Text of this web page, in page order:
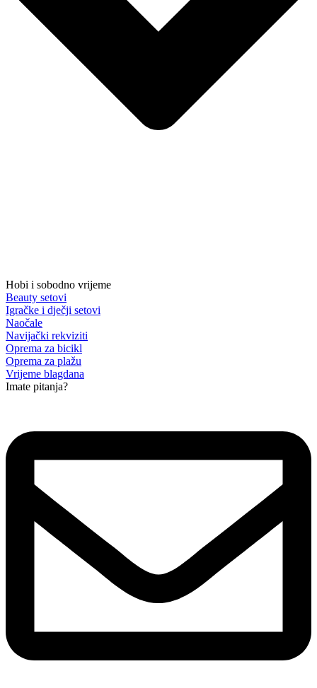
Hobi i sobodno vrijeme
Beauty setovi
Igračke i dječji setovi
Naočale
Navijački rekviziti
Oprema za bicikl
Oprema za plažu
Vrijeme blagdana
Imate pitanja?